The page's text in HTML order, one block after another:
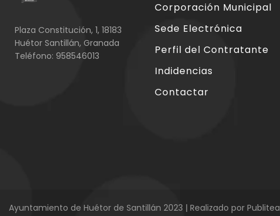
Plaza Constitución, 1, 18183
Huétor Santillán, Granada
Teléfono: 958546013
Corporación Municipal
Sede Electrónica
Perfil del Contratante
Indidencias
Contactar
Ayuntamiento de Huétor de Santillán 2023 | Realizado por Publitea